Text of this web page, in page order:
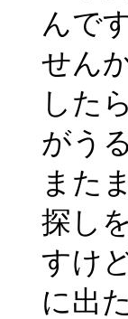
んで
せん
した
がう
また
探し
すけ
に出